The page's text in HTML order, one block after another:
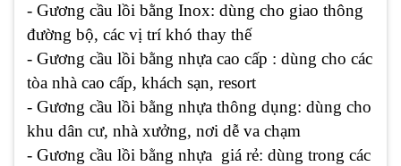
- Gương cầu lồi bằng Inox: dùng cho giao thông
đường bộ, các vị trí khó thay thế
- Gương cầu lồi bằng nhựa cao cấp : dùng cho các
tòa nhà cao cấp, khách sạn, resort
- Gương cầu lồi bằng nhựa thông dụng: dùng cho
khu dân cư, nhà xưởng, nơi dễ va chạm
- Gương cầu lồi bằng nhựa giá rẻ: dùng trong các